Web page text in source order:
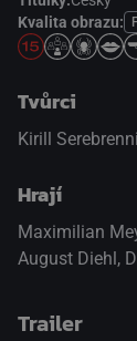
Kvalita obrazu:
Tvůrci
Kirill
Hrají
Maximilian
August Diehl,
Trailer